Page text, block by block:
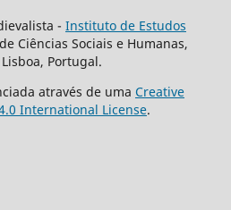
- Instituto de Estudos
Ciências Sociais e Humanas,
Portugal.
através de uma Creative
International License.